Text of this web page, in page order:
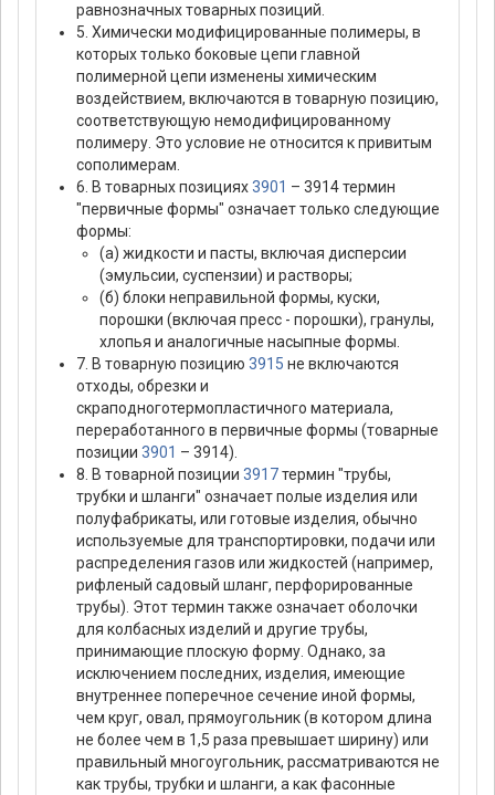
равнозначных товарных позиций.
5. Химически модифицированные полимеры, в
которых только боковые цепи главной
полимерной цепи изменены химическим
воздействием, включаются в товарную позицию,
соответствующую немодифицированному
полимеру. Это условие не относится к привитым
сополимерам.
6. В товарных позициях3901 – 3914 термин
"первичные формы" означает только следующие
формы:
(а) жидкости и пасты, включая дисперсии
(эмульсии, суспензии) и растворы;
(б) блоки неправильной формы, куски,
порошки (включая пресс - порошки), гранулы,
хлопья и аналогичные насыпные формы.
7. В товарную позицию 3915 не включаются
отходы, обрезки и
скраподноготермопластичного материала,
переработанного в первичные формы (товарные
позиции 3901 – 3914).
8. В товарной позиции 3917термин "трубы,
трубки и шланги" означает полые изделия или
полуфабрикаты, или готовые изделия, обычно
используемые для транспортировки, подачи или
распределения газов или жидкостей (например,
рифленый садовый шланг, перфорированные
трубы). Этот термин также означает оболочки
для колбасных изделий и другие трубы,
принимающие плоскую форму. Однако, за
исключением последних, изделия, имеющие
внутреннее поперечное сечение иной формы,
чем круг, овал, прямоугольник (в котором длина
не более чем в 1,5 раза превышает ширину) или
правильный многоугольник, рассматриваются не
как трубы, трубки и шланги, а как фасонные